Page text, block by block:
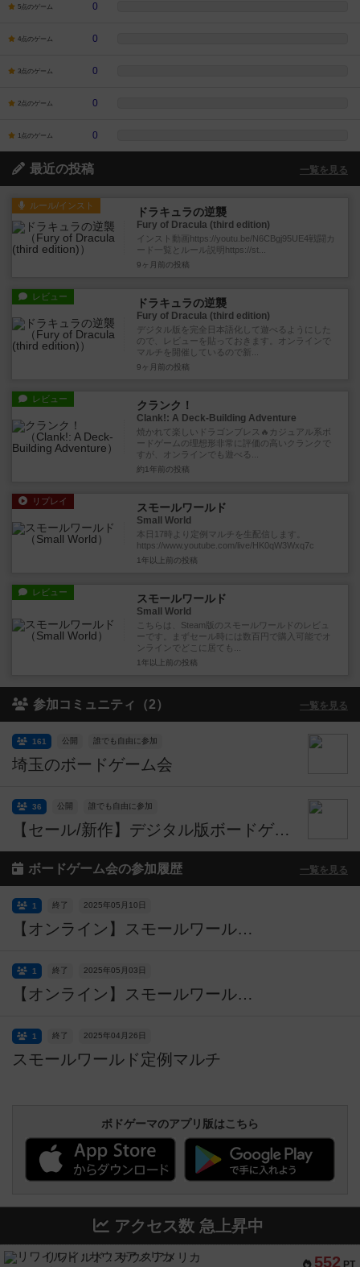
5点のゲーム 0
4点のゲーム 0
3点のゲーム 0
2点のゲーム 0
1点のゲーム 0
最近の投稿 一覧を見る
ルール/インスト ドラキュラの逆襲
Fury of Dracula (third edition)
インスト動画https://youtu.be/N6CBgj95UE4戦闘カ
ード一覧とルール説明https://st...
9ヶ月前 の投稿
レビュー ドラキュラの逆襲
Fury of Dracula (third edition)
デジタル版を完全日本語化して遊べるようにした
ので、レビューを貼っておきます。オンラインで
マルチを開催しているので新...
9ヶ月前 の投稿
レビュー クランク！
Clank!: A Deck-Building Adventure
焼かれて楽しいドラゴンブレス🔥カジュアル系ボ
ードゲームの理想形非常に評価の高いクランクで
すが、オンラインでも遊べる...
約1年前 の投稿
リプレイ スモールワールド
Small World
本日17時より定例マルチを生配信します。
https://www.youtube.com/live/HK0qW3Wxq7c
1年以上前 の投稿
レビュー スモールワールド
Small World
こちらは、Steam版のスモールワールドのレビュ
ーです。まずセール時には数百円で購入可能でオ
ンラインでどこに居ても...
1年以上前 の投稿
参加コミュニティ（2） 一覧を見る
埼玉のボードゲーム会
公開 誰でも自由に参加
161
【セール/新作】デジタル版ボードゲーム速報
公開 誰でも自由に参加
36
ボードゲーム会の参加履歴 一覧を見る
【オンライン】スモールワールド定例マルチ
終了 2025年05月10日
1
【オンライン】スモールワールド定例マルチ
終了 2025年05月03日
1
スモールワールド定例マルチ
終了 2025年04月26日
1
ボドゲーマのアプリ版はこちら
アクセス数 急上昇中
552 PT
リワイルド：サウスアメリカ